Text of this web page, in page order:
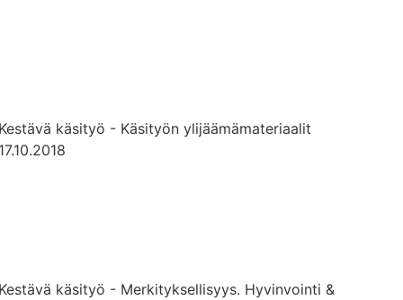
käsityö - Käsityön ylijäämämateriaalit
käsityö - Merkityksellisyys. Hyvinvointi &